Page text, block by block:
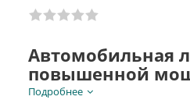
Автомобильная
повышенной
Подробнее